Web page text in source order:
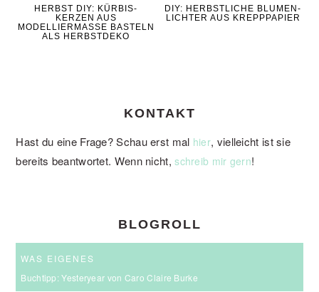
HERBST DIY: KÜRBIS-
KERZEN AUS
MODELLIERMASSE BASTELN
ALS HERBSTDEKO
DIY: HERBSTLICHE BLUMEN-
LICHTER AUS KREPPPAPIER
KONTAKT
Hast du eine Frage? Schau erst mal hier, vielleicht ist sie
bereits beantwortet. Wenn nicht,schreib mir gern!
BLOGROLL
WAS EIGENES
Buchtipp: Yesteryear von Caro Claire Burke